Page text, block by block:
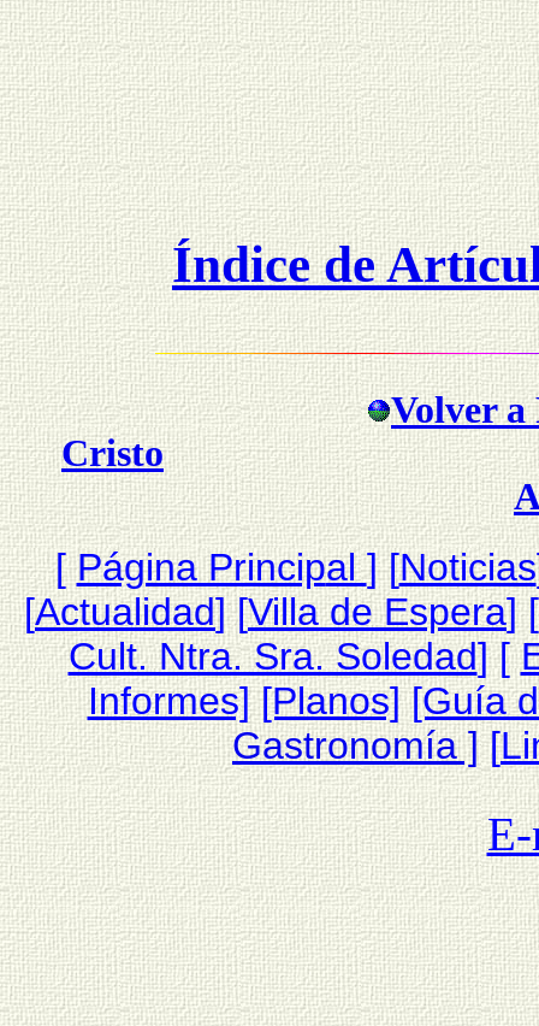
Índice de
Volver a
Cristo
[Página Principal][Noticias
[Actualidad] [Villa de Espera] [
Cult. Ntra. Sra. Soledad] [
Informes] [Planos] [Guía
Gastronomía ][